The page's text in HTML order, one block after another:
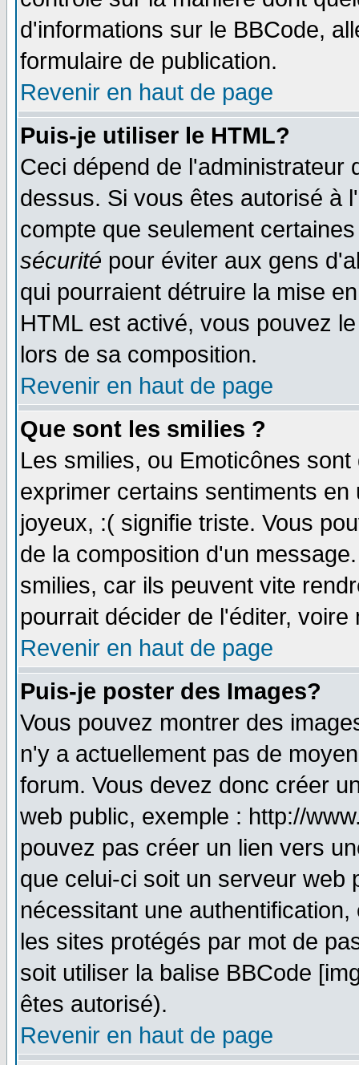
d'informations sur le BBCode,
formulaire de publication.
Revenir en haut de page
Puis-je utiliser le HTML?
Ceci dépend de l'administrateur
dessus. Si vous êtes autorisé à
compte que seulement
sécurité pour éviter aux gens
qui pourraient détruire la mise
HTML est activé, vous pouvez
lors de sa composition.
Revenir en haut de page
Que sont les smilies ?
Les smilies, ou Emoticônes
exprimer certains sentiments
joyeux, :( signifie triste. Vous
de la composition d'un
smilies, car ils peuvent vite
pourrait décider de l'éditer,
Revenir en haut de page
Puis-je poster des Images?
Vous pouvez montrer des
n'y a actuellement pas de
forum. Vous devez donc créer
web public, exemple : http://
pouvez pas créer un lien vers
que celui-ci soit un serveur web
nécessitant une
les sites protégés par mot de
soit utiliser la balise BBCode
êtes autorisé).
Revenir en haut de page